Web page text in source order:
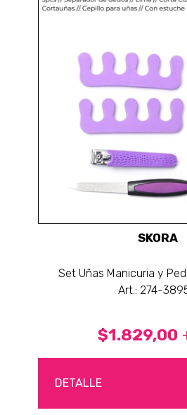
SKORA
Set Uñas Manicuria y
Art.: 274-
$1.829,00
DETALLE